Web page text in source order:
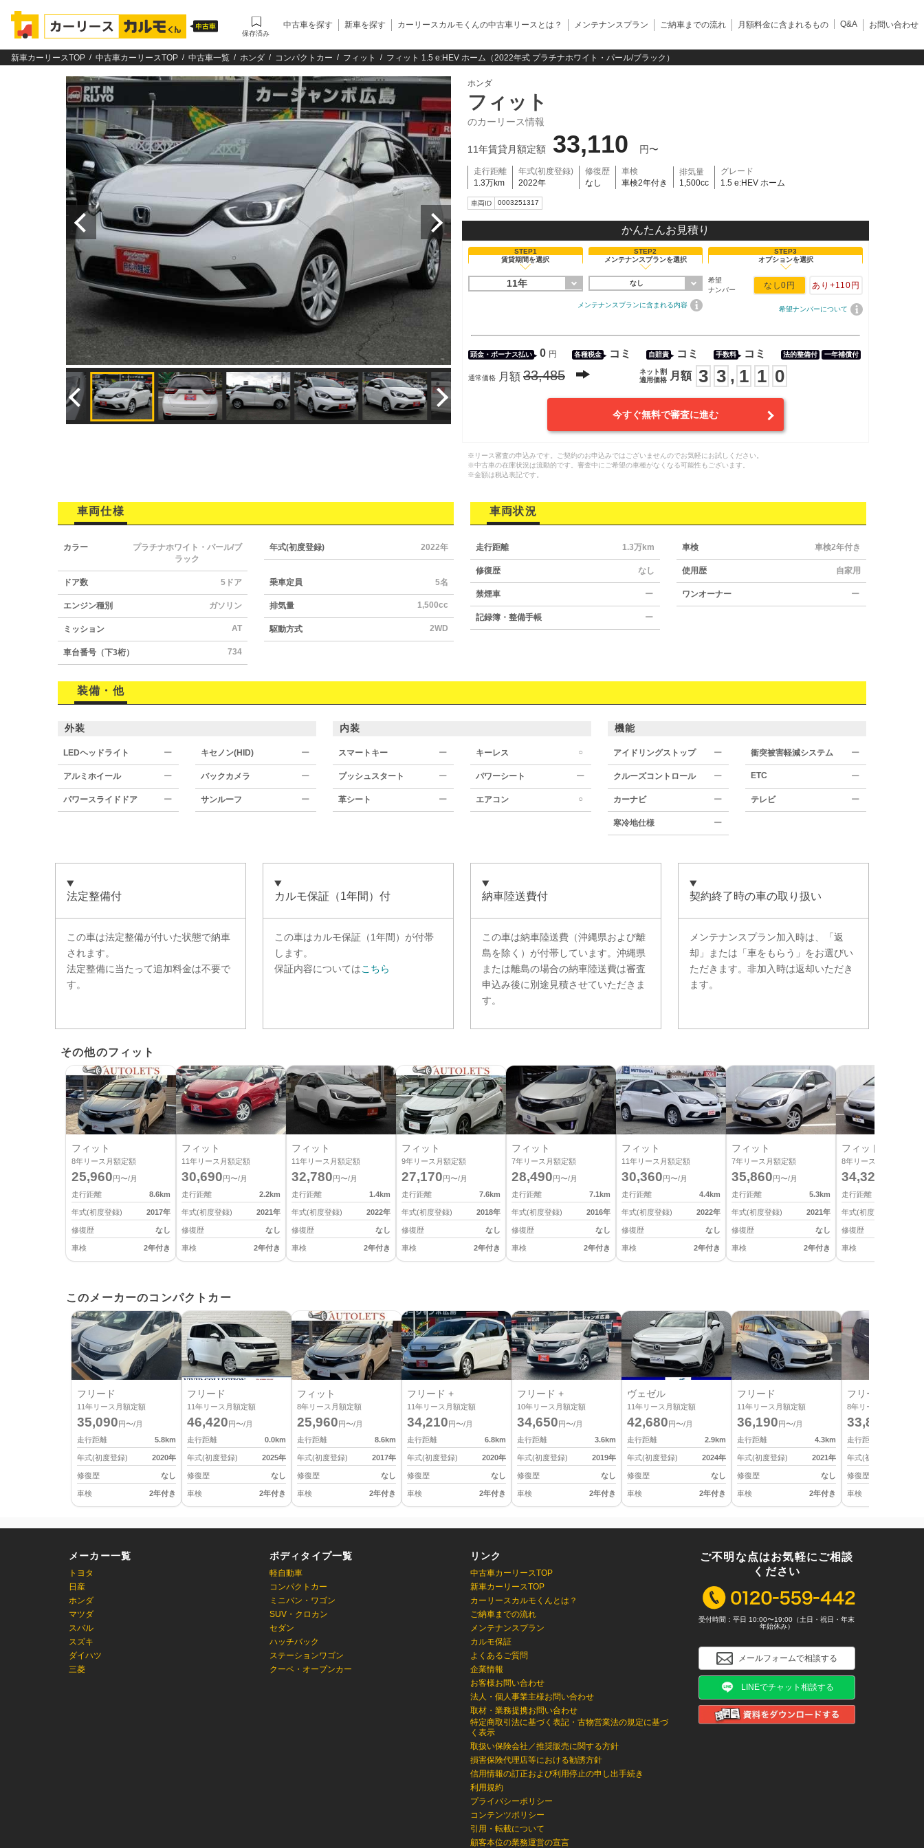
保存済み
中古車を探す 新車を探す カーリースカルモくんの中古車リースとは？ メンテナンスプラン ご納車までの流れ 月額料金に含まれるもの Q&A お問い合わせ
新車カーリースTOP 中古車カーリースTOP 中古車一覧 ホンダ コンパクトカー フィット フィット 1.5 e:HEV ホーム（2022年式 プラチナホワイト・パール/ブラック）
ホンダ
フィット
のカーリース情報
11年賃貸月額定額 33,110 円〜
走行距離
1.3万km
年式(初度登録)
2022年
修復歴
なし
車検
車検2年付き
排気量
1,500cc
グレード
1.5 e:HEV ホーム
車両ID 0003251317
かんたんお見積り
STEP1
賃貸期間を選択
11年
STEP2
メンテナンスプランを選択
なし
メンテナンスプランに含まれる内容
STEP3
オプションを選択
希望
ナンバー
なし0円 あり +110円
希望ナンバーについて
頭金・ボーナス払い 0 円 各種税金 コミ 自賠責 コミ 手数料 コミ 法的整備付 一年補償付
通常価格 月額 33,485
ネット割
適用価格
月額 3 3 , 1 1 0
今すぐ無料で審査に進む
※リース審査の申込みです。ご契約のお申込みではございませんのでお気軽にお試しください。
※中古車の在庫状況は流動的です。審査中にご希望の車種がなくなる可能性もございます。
※金額は税込表記です。
車両仕様
カラー
プラチナホワイト・パール/ブ
ラック
年式(初度登録) 2022年
ドア数 5ドア 乗車定員 5名
エンジン種別 ガソリン 排気量 1,500cc
ミッション AT 駆動方式 2WD
車台番号（下3桁） 734
車両状況
走行距離 1.3万km 車検 車検2年付き
修復歴 なし 使用歴 自家用
禁煙車 ー ワンオーナー ー
記録簿・整備手帳 ー
装備・他
外装
LEDヘッドライト ー キセノン(HID) ー
アルミホイール ー バックカメラ ー
パワースライドドア ー サンルーフ ー
内装
スマートキー ー キーレス ○
プッシュスタート ー パワーシート ー
革シート ー エアコン ○
機能
アイドリングストップ ー 衝突被害軽減システム ー
クルーズコントロール ー ETC ー
カーナビ ー テレビ ー
寒冷地仕様 ー
法定整備付
この車は法定整備が付いた状態で納車
されます。
法定整備に当たって追加料金は不要で
す。
カルモ保証（1年間）付
この車はカルモ保証（1年間） が付帯
します。
保証内容についてはこちら
納車陸送費付
この車は納車陸送費（沖縄県および離
島を除く）が付帯しています。沖縄県
または離島の場合の納車陸送費は審査
申込み後に別途見積させていただきま
す。
契約終了時の車の取り扱い
メンテナンスプラン加入時は、「返
却」または「車をもらう」をお選びい
ただきます。非加入時は返却いただき
ます。
その他のフィット
フィット
8年リース月額定額
25,960 円〜/月
走行距離
8.6km
年式(初度登録) 2017年
修復歴 なし
車検 2年付き
フィット
11年リース月額定額
30,690 円〜/月
走行距離
2.2km
年式(初度登録) 2021年
修復歴 なし
車検 2年付き
フィット
11年リース月額定額
32,780 円〜/月
走行距離
1.4km
年式(初度登録) 2022年
修復歴 なし
車検 2年付き
フィット
9年リース月額定額
27,170 円〜/月
走行距離
7.6km
年式(初度登録) 2018年
修復歴 なし
車検 2年付き
フィット
7年リース月額定額
28,490 円〜/月
走行距離
7.1km
年式(初度登録) 2016年
修復歴 なし
車検 2年付き
フィット
11年リース月額定額
30,360 円〜/月
走行距離
4.4km
年式(初度登録) 2022年
修復歴 なし
車検 2年付き
フィット
7年リース月額定額
35,860 円〜/月
走行距離
5.3km
年式(初度登録) 2021年
修復歴 なし
車検 2年付き
フィット
8年リース月額定額
34,320
走行距離
年式(初度登録)
修復歴
車検
このメーカーのコンパクトカー
フリード
11年リース月額定額
35,090 円〜/月
走行距離
5.8km
年式(初度登録) 2020年
修復歴 なし
車検 2年付き
フリード
11年リース月額定額
46,420 円〜/月
走行距離
0.0km
年式(初度登録) 2025年
修復歴 なし
車検 2年付き
フィット
8年リース月額定額
25,960 円〜/月
走行距離
8.6km
年式(初度登録) 2017年
修復歴 なし
車検 2年付き
フリード +
11年リース月額定額
34,210 円〜/月
走行距離
6.8km
年式(初度登録) 2020年
修復歴 なし
車検 2年付き
フリード +
10年リース月額定額
34,650 円〜/月
走行距離
3.6km
年式(初度登録) 2019年
修復歴 なし
車検 2年付き
ヴェゼル
11年リース月額定額
42,680 円〜/月
走行距離
2.9km
年式(初度登録) 2024年
修復歴 なし
車検 2年付き
フリード
11年リース月額定額
36,190 円〜/月
走行距離
4.3km
年式(初度登録) 2021年
修復歴 なし
車検 2年付き
フリード
8年リース月額定額
33,880
走行距離
年式(初度登録)
修復歴
車検
メーカー一覧
トヨタ
日産
ホンダ
マツダ
スバル
スズキ
ダイハツ
三菱
ボディタイプ一覧
軽自動車
コンパクトカー
ミニバン・ワゴン
SUV・クロカン
セダン
ハッチバック
ステーションワゴン
クーペ・オープンカー
リンク
中古車カーリースTOP
新車カーリースTOP
カーリースカルモくんとは？
ご納車までの流れ
メンテナンスプラン
カルモ保証
よくあるご質問
企業情報
お客様お問い合わせ
法人・個人事業主様お問い合わせ
取材・業務提携お問い合わせ
特定商取引法に基づく表記・古物営業法の規定に基づ
く表示
取扱い保険会社／推奨販売に関する方針
損害保険代理店等における勧誘方針
信用情報の訂正および利用停止の申し出手続き
利用規約
プライバシーポリシー
コンテンツポリシー
引用・転載について
顧客本位の業務運営の宣言
ご不明な点はお気軽にご相談
ください
受付時間：平日 10:00〜19:00（土日・祝日・年末
年始休み）
メールフォームで相談する
LINEでチャット相談する